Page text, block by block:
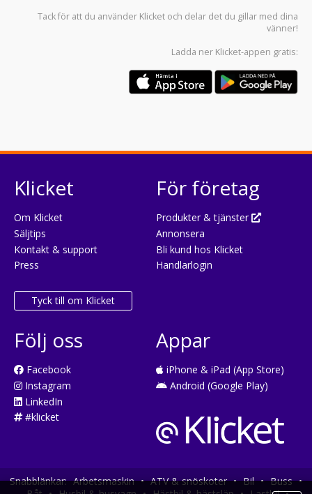
Tack för att du använder Klicket och delar det du gillar med dina
vänner!
Ladda ner Klicket-appen gratis:
Klicket
Om Klicket
Säljtips
Kontakt & support
Press
Tyck till om Klicket
För företag
Produkter & tjänster
Annonsera
Bli kund hos Klicket
Handlarlogin
Följ oss
Facebook
Instagram
LinkedIn
#klicket
Appar
iPhone & iPad (App Store)
Android (Google Play)
Snabblänkar: Arbetsmaskin • ATV & snöskoter • Bil • Buss •